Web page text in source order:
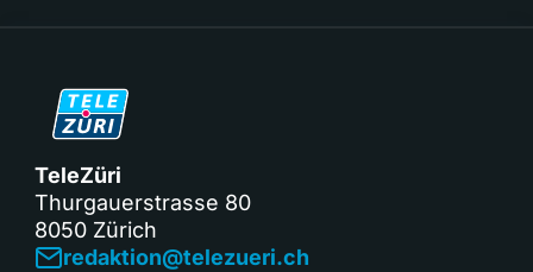
TeleZüri
Thurgauerstrasse 80
8050 Zürich
redaktion@telezueri.ch